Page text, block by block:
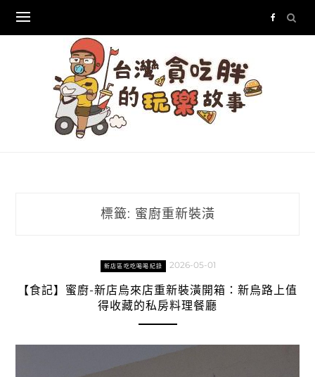
content
標籤: 蜜廚重新裝潢
新店區吃吃喝喝紀錄 2026-05-01
【食記】蜜廚-新店烏來店重新裝潢開箱：新烏路上值
得收藏的私房料理餐廳